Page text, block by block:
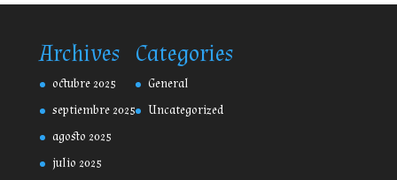
Archives
octubre 2025
septiembre 2025
agosto 2025
julio 2025
Categories
General
Uncategorized